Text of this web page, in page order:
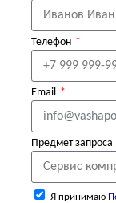
Телефон
Email
Предмет запроса
Я принимаю